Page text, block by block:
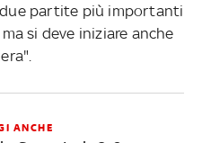
due partite più importanti
si deve iniziare anche
ANCHE